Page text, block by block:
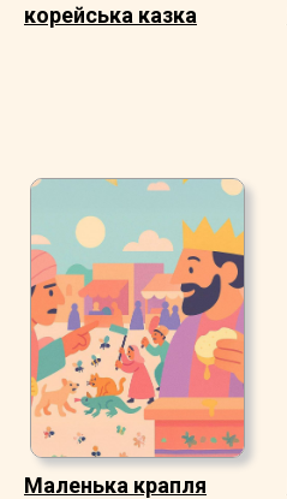
корейська казка
Маленька крапля